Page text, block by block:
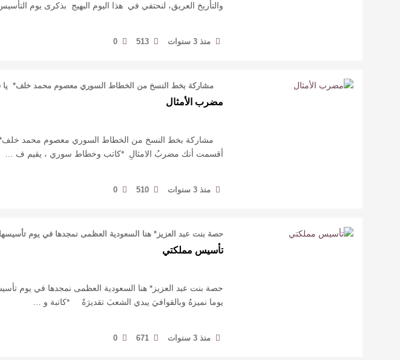
والتأريخ العريق، لنحتفي في هذا اليوم البهيج بذكرى يوم التأسيس
منذ 3 سنوات 513
0
مشاركة بخط النسخ من الخطاط السوري معصوم محمد خلف* يا
مضرب الأمثال
مشاركة بخط النسخ من الخطاط السوري معصوم محمد خلف* يا
أقسمت أنك مضربُ الامثالِ *كاتب وخطاط سوري ، يقيم ف …
منذ 3 سنوات 510
0
حصة بنت عبد العزيز* هنا السعودية العظمى نمجدها في يوم
تأسيس مملكتي
حصة بنت عبد العزيز* هنا السعودية العظمى نمجدها في يوم
يوما نميزهُ وبالقوافيَ يبدي الشعبَ تقديرَهْ *كاتبة و …
منذ 3 سنوات 671
0